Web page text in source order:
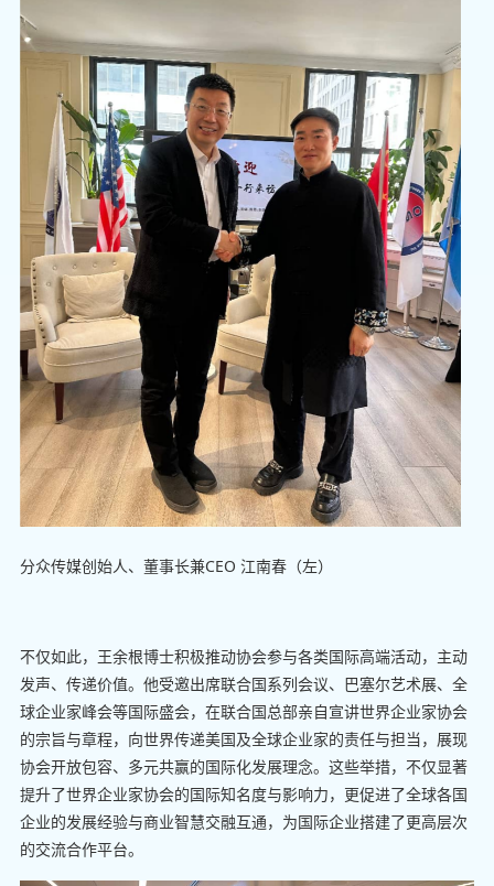
分众传媒创始人、董事长兼CEO 江南春（左）
不仅如此，王余根博士积极推动协会参与各类国际高端活动，主动
发声、传递价值。他受邀出席联合国系列会议、巴塞尔艺术展、全
球企业家峰会等国际盛会，在联合国总部亲自宣讲世界企业家协会
的宗旨与章程，向世界传递美国及全球企业家的责任与担当，展现
协会开放包容、多元共赢的国际化发展理念。这些举措，不仅显著
提升了世界企业家协会的国际知名度与影响力，更促进了全球各国
企业的发展经验与商业智慧交融互通，为国际企业搭建了更高层次
的交流合作平台。